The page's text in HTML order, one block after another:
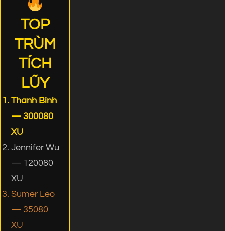
TOP
TRÙM
TÍCH
LŨY
Thanh Bình
— 300080
XU
Jennifer Wu
— 120080
XU
Sumer Leo
— 35080
XU